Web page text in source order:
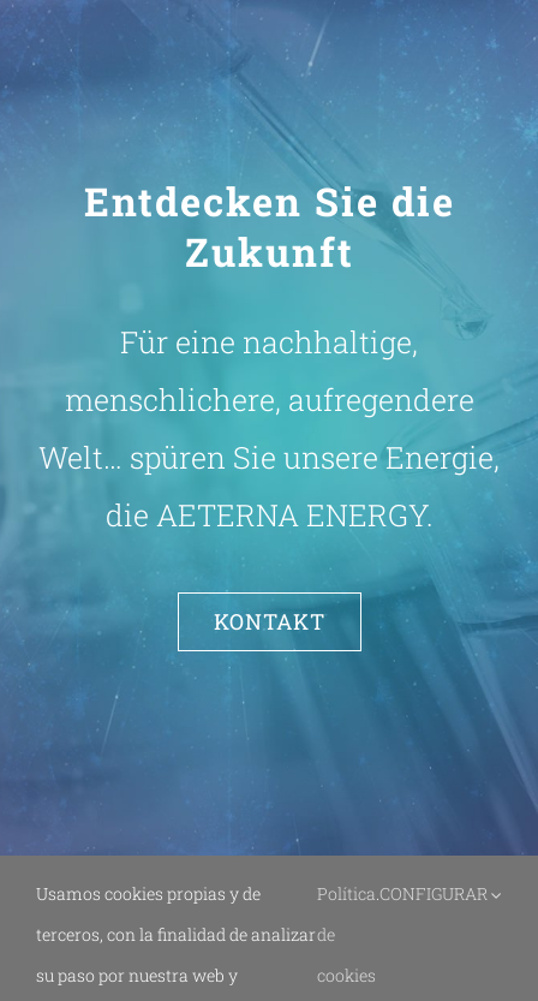
Entdecken Sie die
Zukunft
Für eine nachhaltige,
menschlichere, aufregendere
Welt… spüren Sie unsere Energie,
die AETERNA ENERGY.
KONTAKT
Usamos cookies propias y de
terceros, con la finalidad de analizar
su paso por nuestra web y
Política
de
cookies
.CONFIGURAR